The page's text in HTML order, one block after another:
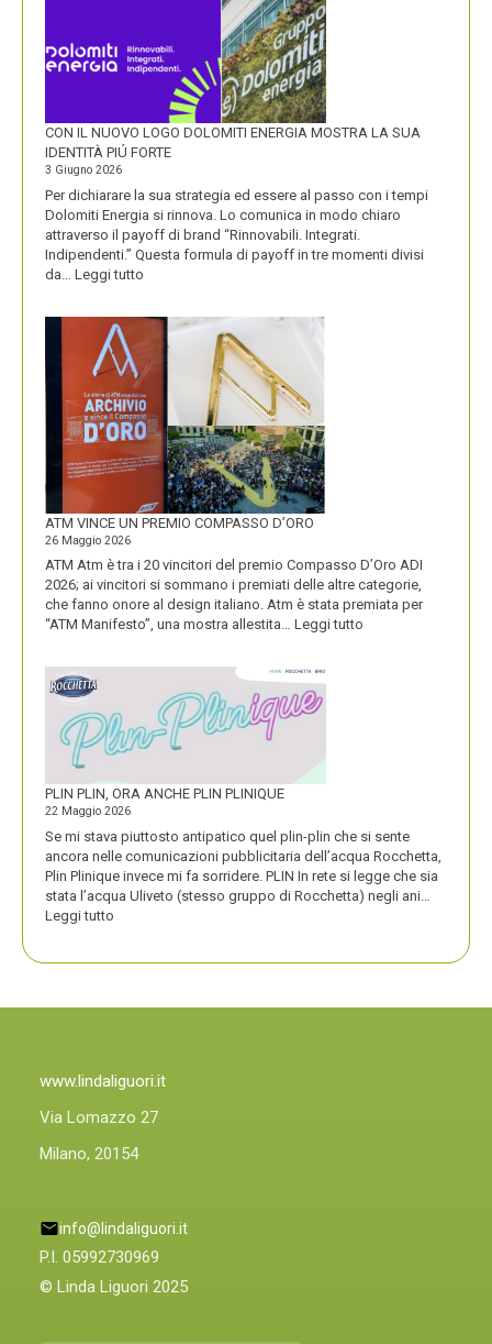
CON IL NUOVO LOGO DOLOMITI ENERGIA MOSTRA LA SUA
IDENTITÀ PIÚ FORTE
3 Giugno 2026
Per dichiarare la sua strategia ed essere al passo con i tempi
Dolomiti Energia si rinnova. Lo comunica in modo chiaro
attraverso il payoff di brand “Rinnovabili. Integrati.
Indipendenti.” Questa formula di payoff in tre momenti divisi
da… Leggi tutto
NUOVO
LOGO
DOLOMITI
ENERGIA
MOSTRA
LA
SUA
IDENTITÀ
FORTE
ATM VINCE UN PREMIO COMPASSO D’ORO
26 Maggio 2026
ATM Atm è tra i 20 vincitori del premio Compasso D’Oro ADI
2026; ai vincitori si sommano i premiati delle altre categorie,
che fanno onore al design italiano. Atm è stata premiata per
“ATM Manifesto”, una mostra allestita… Leggi tutto
PLIN PLIN, ORA ANCHE PLIN PLINIQUE
22 Maggio 2026
Se mi stava piuttosto antipatico quel plin-plin che si sente
ancora nelle comunicazioni pubblicitaria dell’acqua Rocchetta,
Plin Plinique invece mi fa sorridere. PLIN In rete si legge che sia
stata l’acqua Uliveto (stesso gruppo di Rocchetta) negli ani…
Leggi tutto
PLIN
www.lindaliguori.it
Via Lomazzo 27
Milano, 20154
info@lindaliguori.it
P.I. 05992730969
© Linda Liguori 2025